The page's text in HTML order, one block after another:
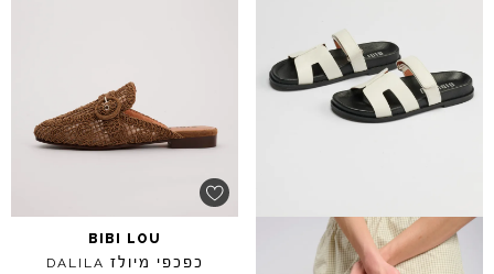
BIBI LOU
כפכפי מיולז DALILA